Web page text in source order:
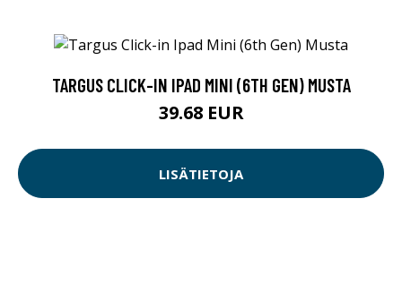
TARGUS CLICK-IN IPAD MINI (6TH GEN) MUSTA
39.68 EUR
LISÄTIETOJA